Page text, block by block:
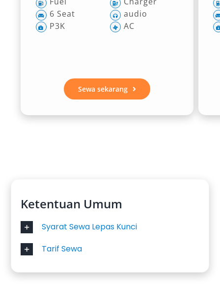
6 Seat
P3K
audio
AC
Sewa sekarang
Ketentuan Umum
Syarat Sewa Lepas Kunci
Tarif Sewa